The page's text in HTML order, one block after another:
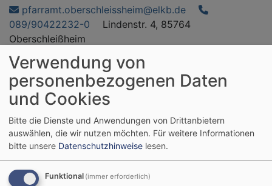
Direkt
zum
Inhalt
pfarramt.oberschleissheim@elkb.de
089/90422232-0
Lindenstr. 4, 85764
Oberschleißheim
Trinitatiskirche
Evangelisch in Oberschleißheim
Hauptnavigation
Startseite Gespräch
Verwendung von
personenbezogenen Daten
und Cookies
Bitte die Dienste und Anwendungen von Drittanbietern
auswählen, die wir nutzen möchten. Für weitere Informationen
bitte unsere Datenschutzhinweise lesen.
Funktional (immer erforderlich)